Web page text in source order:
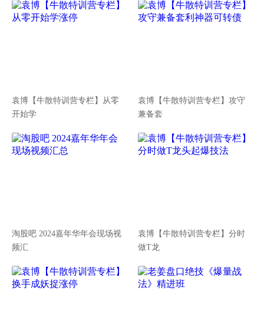
袁博【牛散特训营专栏】从零
开始学
袁博【牛散特训营专栏】攻守
兼备套
淘股吧 2024嘉年华年会现场视
频汇
袁博【牛散特训营专栏】分时
做T龙